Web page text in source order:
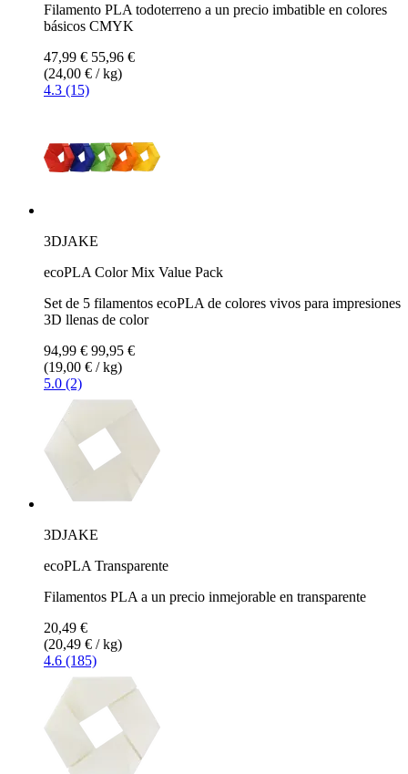
Filamento PLA todoterreno a un precio imbatible en colores
básicos CMYK
47,99 € 55,96 €
(24,00 € / kg)
4.3 (15)
3DJAKE
ecoPLA Color Mix Value Pack
Set de 5 filamentos ecoPLA de colores vivos para impresiones
3D llenas de color
94,99 € 99,95 €
(19,00 € / kg)
5.0 (2)
3DJAKE
ecoPLA Transparente
Filamentos PLA a un precio inmejorable en transparente
20,49 €
(20,49 € / kg)
4.6 (185)